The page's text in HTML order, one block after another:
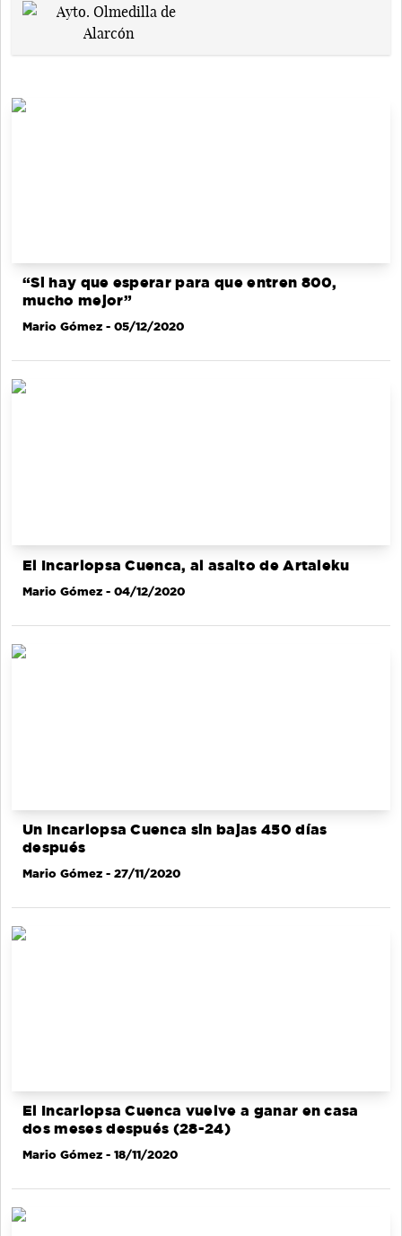
“Si hay que esperar para que entren 800,
mucho mejor”
Mario Gómez - 05/12/2020
El Incarlopsa Cuenca, al asalto de Artaleku
Mario Gómez - 04/12/2020
Un Incarlopsa Cuenca sin bajas 450 días
después
Mario Gómez - 27/11/2020
El Incarlopsa Cuenca vuelve a ganar en casa
dos meses después (28-24)
Mario Gómez - 18/11/2020